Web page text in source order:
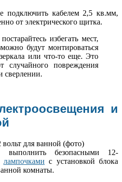
подключить кабелем 2,5 кв.мм,
от электрического щитка.
избегать мест,
будут монтироваться
или что-то еще. Это
случайного повреждения
сверлении.
и
выполнить безопасными 12-
лампочками с установкой блока
комнаты.